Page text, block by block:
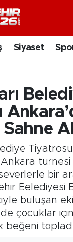
Siyaset
Sahne
turnesi
bir
Belediyesi
buluşan
çocuklar için
beğeni
Durumu ve